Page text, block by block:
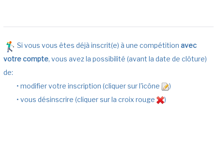
Si vous vous êtes déjà inscrit(e) à une compétitionavec
votre compte, vous avez la possibilité (avant la date de clôture)
de:
• modifier votre inscription (cliquer sur l'icône
)
• vous désinscrire (cliquer sur la croix rouge
)